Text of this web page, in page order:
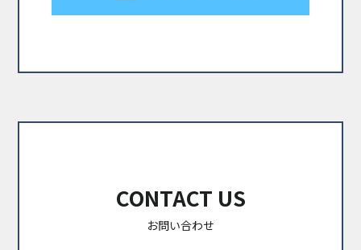
CONTACT US
お問い合わせ